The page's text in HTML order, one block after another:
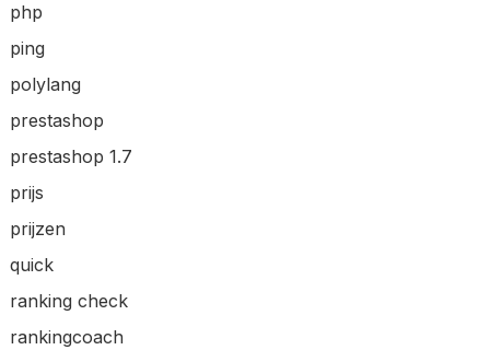
php
ping
polylang
prestashop
prestashop 1.7
prijs
prijzen
quick
ranking check
rankingcoach